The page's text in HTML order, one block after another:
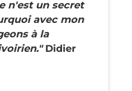
n'est un secret
avec mon
à la
Didier